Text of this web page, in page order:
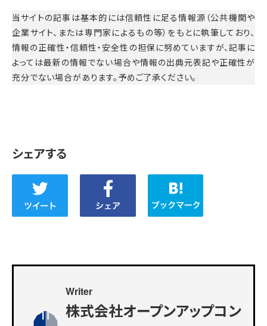
当サイトの記事は基本的には信頼性に足る情報源（公共機関や
企業サイト、または専門家によるもの等）をもとに執筆しており、
情報の正確性・信頼性・安全性の担保に努めていますが、記事に
よっては最新の情報でない場合や情報の出典元表記や正確性が
充分でない場合があります。予めご了承ください。
シェアする
Writer
株式会社オープンアップコン